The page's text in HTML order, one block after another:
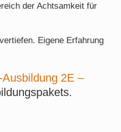
der Achtsamkeit für
Eigene Erfahrung
2E –